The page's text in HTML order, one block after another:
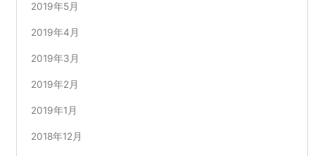
2019年5月
2019年4月
2019年3月
2019年2月
2019年1月
2018年12月